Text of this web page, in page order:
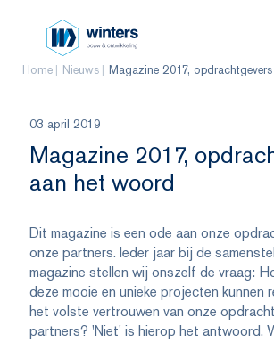
Home Nieuws Magazine 2017,
03 april 2019
Magazine 2017,
aan het woord
Dit magazine is een ode aan onze
onze partners. Ieder jaar bij de
magazine stellen wij onszelf de vraag:
deze mooie en unieke projecten kunnen
het volste vertrouwen van onze
partners? 'Niet' is hierop het antwoord.